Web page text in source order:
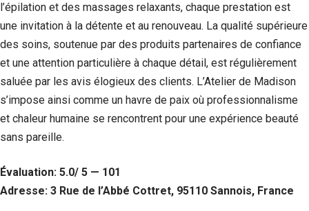
l’épilation et des massages relaxants, chaque prestation est
une invitation à la détente et au renouveau. La qualité supérieure
des soins, soutenue par des produits partenaires de confiance
et une attention particulière à chaque détail, est régulièrement
saluée par les avis élogieux des clients. L’Atelier de Madison
s’impose ainsi comme un havre de paix où professionnalisme
et chaleur humaine se rencontrent pour une expérience beauté
sans pareille.
Évaluation: 5.0/ 5 — 101
Adresse: 3 Rue de l’Abbé Cottret, 95110 Sannois, France